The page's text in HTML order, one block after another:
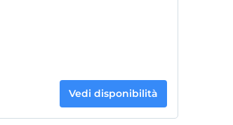
Vedi disponibilità